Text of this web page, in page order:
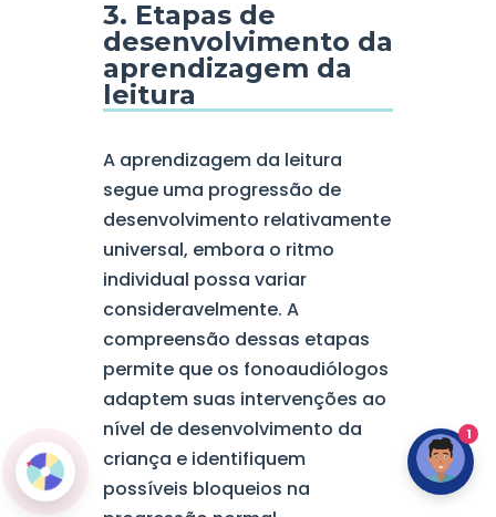
3. Etapas de
desenvolvimento da
aprendizagem da
leitura
A aprendizagem da leitura
segue uma progressão de
desenvolvimento relativamente
universal, embora o ritmo
individual possa variar
consideravelmente. A
compreensão dessas etapas
permite que os fonoaudiólogos
adaptem suas intervenções ao
nível de desenvolvimento da
criança e identifiquem
possíveis bloqueios na
1